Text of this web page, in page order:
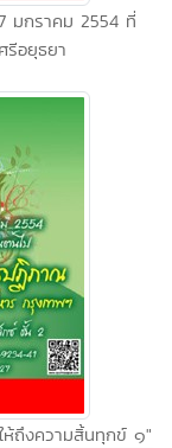
มกราคม 2554 ที่
รีอยุธยา
ถึงความสิ้นทุกข์ ๑"